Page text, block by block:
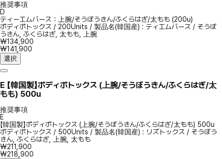
推奨事項
D
ティーエムバース：上腕/そうぼうきん/ふくらはぎ/太もも (200u)
ボディボトックス / 200Units / 製品名(韓国産) : ティエムバース / そうぼ
うきん, ふくらはぎ, 太もも, 上腕
₩134,900
₩141,900
選択
E 【韓国製】ボディボトックス (上腕/そうぼうきん/ふくらはぎ/太
もも) 500u
推奨事項
E
【韓国製】ボディボトックス (上腕/そうぼうきん/ふくらはぎ/太もも) 500u
ボディボトックス / 500Units / 製品名(韓国産) : リズトックス / そうぼう
きん, ふくらはぎ, 上腕, 太もも
₩211,900
₩218,900